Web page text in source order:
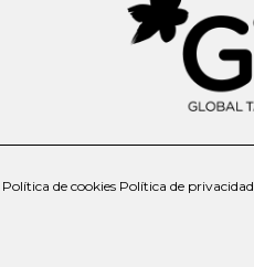
Política de cookies Política de privacidad